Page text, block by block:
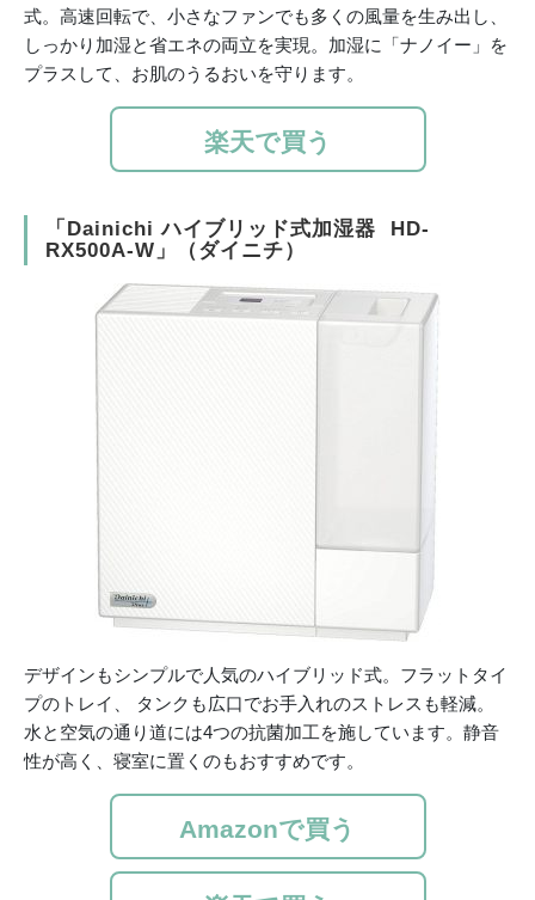
式。高速回転で、小さなファンでも多くの風量を生み出し、
しっかり加湿と省エネの両立を実現。加湿に「ナノイー」を
プラスして、お肌のうるおいを守ります。
楽天で買う
「Dainichi ハイブリッド式加湿器 HD-
RX500A-W」（ダイニチ）
デザインもシンプルで人気のハイブリッド式。フラットタイ
プのトレイ、 タンクも広口でお手入れのストレスも軽減。
水と空気の通り道には4つの抗菌加工を施しています。静音
性が高く、寝室に置くのもおすすめです。
Amazonで買う